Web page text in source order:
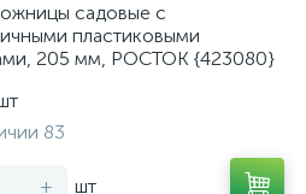
садовые с
пластиковыми
205 мм, РОСТОК {423080}
83
+ шт